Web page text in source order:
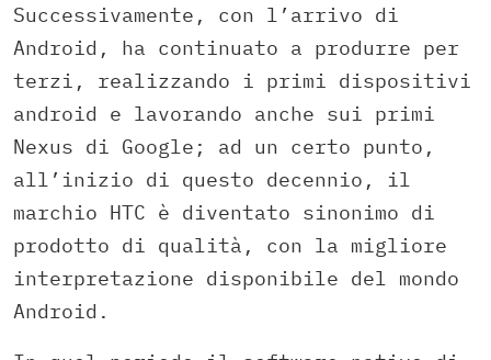
Successivamente, con l’arrivo di
Android, ha continuato a produrre per
terzi, realizzando i primi dispositivi
android e lavorando anche sui primi
Nexus di Google; ad un certo punto,
all’inizio di questo decennio, il
marchio HTC è diventato sinonimo di
prodotto di qualità, con la migliore
interpretazione disponibile del mondo
Android.